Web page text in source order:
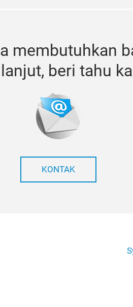
membutuhkan
beri tahu
KONTAK